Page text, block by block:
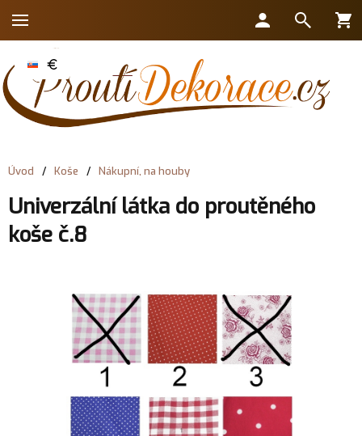
Úvod / Koše / Nákupní, na houby
Univerzální látka do proutěného
koše č.8